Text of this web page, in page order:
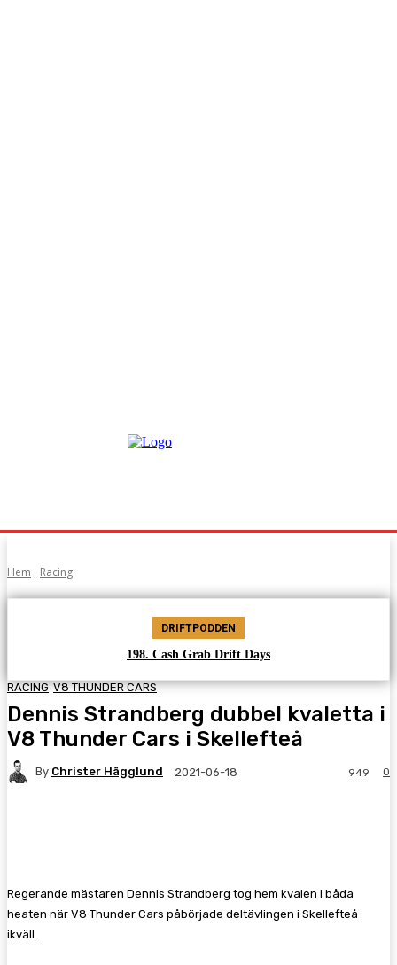
Hem Racing
DRIFTPODDEN
198. Cash Grab Drift Days
RACING V8 THUNDER CARS
Dennis Strandberg dubbel kvaletta i
V8 Thunder Cars i Skellefteå
By Christer Hägglund 2021-06-18 0
949
Regerande mästaren Dennis Strandberg tog hem kvalen i båda
heaten när V8 Thunder Cars påbörjade deltävlingen i Skellefteå
ikväll.